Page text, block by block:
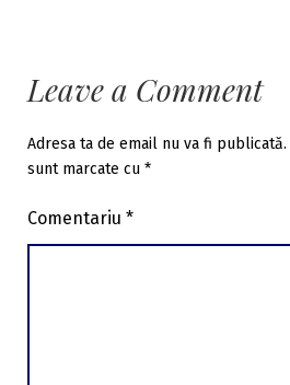
Leave a Comment
Adresa ta de email nu va fi publicată.
sunt marcate cu *
Comentariu *